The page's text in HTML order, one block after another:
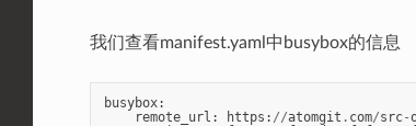
我们查看manifest.yaml中busybox的信息
busybox:
remote_url : https : //atomgit . com/src-